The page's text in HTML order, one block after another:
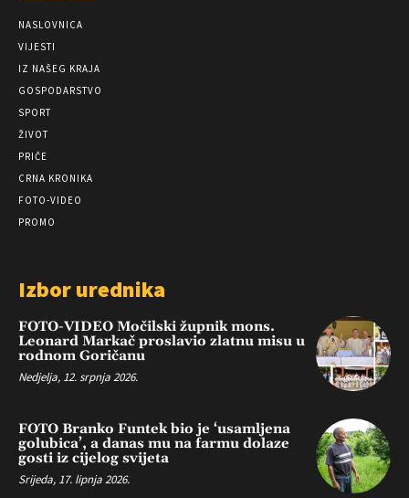
NASLOVNICA
VIJESTI
IZ NAŠEG KRAJA
GOSPODARSTVO
SPORT
ŽIVOT
PRIČE
CRNA KRONIKA
FOTO-VIDEO
PROMO
Izbor urednika
FOTO-VIDEO Močilski župnik mons.
Leonard Markač proslavio zlatnu misu u
rodnom Goričanu
Nedjelja, 12. srpnja 2026.
FOTO Branko Funtek bio je ‘usamljena
golubica’, a danas mu na farmu dolaze
gosti iz cijelog svijeta
Srijeda, 17. lipnja 2026.